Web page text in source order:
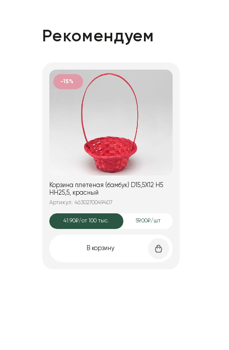
Рекомендуем
-15%
Корзина плетеная (бамбук) D15,5X12 H5
HH25,5, красный
Артикул: 4630270049407
41.90₽/от 100 тыс. 59.00₽/шт
В корзину